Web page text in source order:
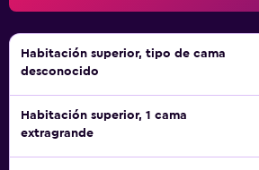
Habitación superior, tipo de cama
desconocido
Habitación superior, 1 cama
extragrande